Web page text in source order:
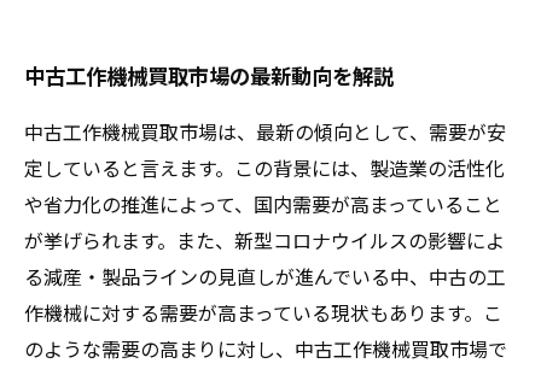
中古工作機械買取市場の最新動向を解説
中古工作機械買取市場は、最新の傾向として、需要が安
定していると言えます。この背景には、製造業の活性化
や省力化の推進によって、国内需要が高まっていること
が挙げられます。また、新型コロナウイルスの影響によ
る減産・製品ラインの見直しが進んでいる中、中古の工
作機械に対する需要が高まっている現状もあります。こ
のような需要の高まりに対し、中古工作機械買取市場で